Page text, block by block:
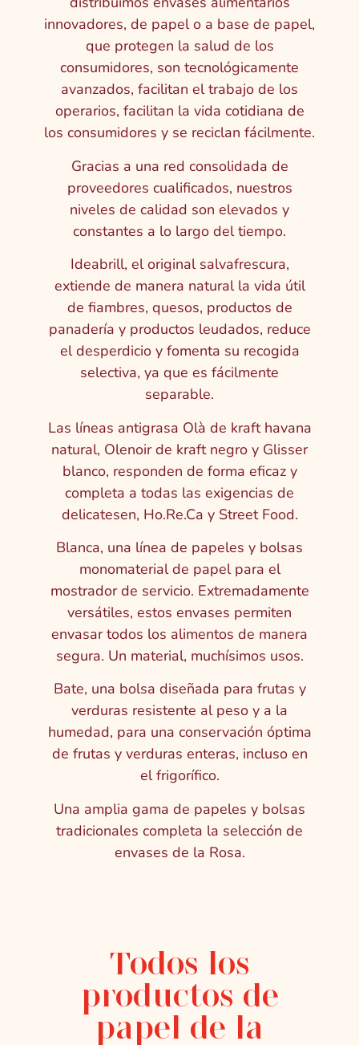
innovadores, de papel o a base de papel,
que protegen la salud de los
consumidores, son tecnológicamente
avanzados, facilitan el trabajo de los
operarios, facilitan la vida cotidiana de
los consumidores y se reciclan fácilmente.
Gracias a una red consolidada de
proveedores cualificados, nuestros
niveles de calidad son elevados y
constantes a lo largo del tiempo.
Ideabrill, el original salvafrescura,
extiende de manera natural la vida útil
de fiambres, quesos, productos de
panadería y productos leudados, reduce
el desperdicio y fomenta su recogida
selectiva, ya que es fácilmente
separable.
Las líneas antigrasa Olà de kraft havana
natural, Olenoir de kraft negro y Glisser
blanco, responden de forma eficaz y
completa a todas las exigencias de
delicatesen, Ho.Re.Ca y Street Food.
Blanca, una línea de papeles y bolsas
monomaterial de papel para el
mostrador de servicio. Extremadamente
versátiles, estos envases permiten
envasar todos los alimentos de manera
segura. Un material, muchísimos usos.
Bate, una bolsa diseñada para frutas y
verduras resistente al peso y a la
humedad, para una conservación óptima
de frutas y verduras enteras, incluso en
el frigorífico.
Una amplia gama de papeles y bolsas
tradicionales completa la selección de
envases de la Rosa.
Todos los
productos de
papel de la